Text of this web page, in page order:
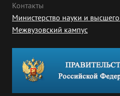
Контакты
Министерство науки и
Межвузовский кампус